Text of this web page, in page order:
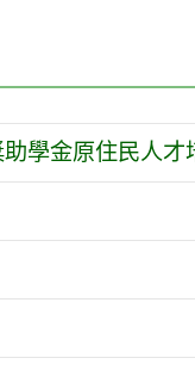
學金原住民人才